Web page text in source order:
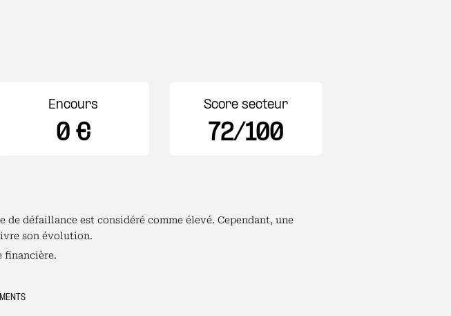
Encours
0 €
Score secteur
72/100
défaillance est considéré comme élevé. Cependant, une
son évolution.
financière.